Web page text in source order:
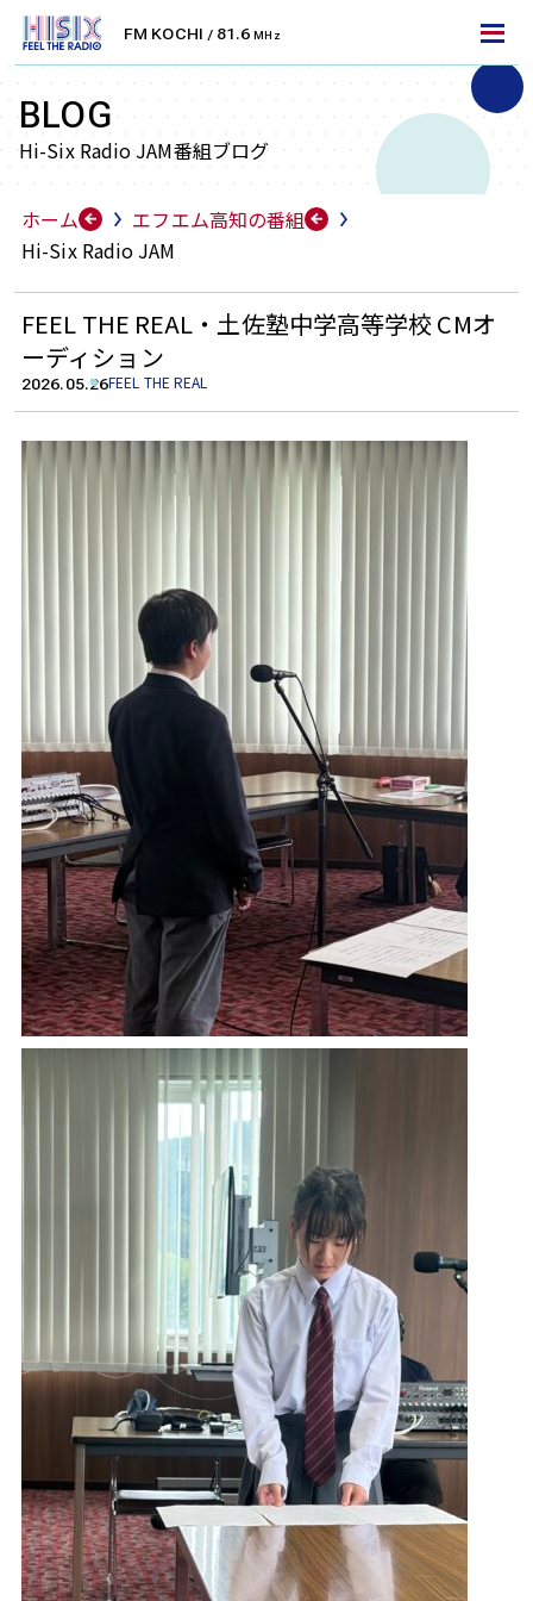
FM KOCHI / 81.6 MHz
BLOG
Hi-Six Radio JAM番組ブログ
ホーム
エフエム高知の番組
Hi-Six Radio JAM
FEEL THE REAL・土佐塾中学高等学校 CMオ
ーディション
2026.05.26FEEL THE REAL
LET'S TUNE IN!
エフエム高知を聴くには
FM周波数で聴く
FMラジオ
エフエム高知は、高知県を中心としたエリアにFM放
送をお届けしております。
ラジオ受信機・カーラジオなどで無料でお聴きいただ
けます。お住まいのエリアの周波数に合わせて、より
クリアに放送をお楽しみください。
高知 KOCHI
MHz
安芸 AKI
中村 NAKAMURA
78.5 MHz
radikoで聴く
スマホ PC
高知県内にいる方は無料で、高知県外にいる方は
radikoプレミアム（有料）へ入会いただくことでお楽
しみいただけます。
さらに、タイムフリー機能で過去一週間分の番組を聴
くこともできます。
radikoアプリダウンロードはこちら
今すぐ聴きたい方はこちら
radiko ブラウザ版
Podcastで聴く
タブレット
無料で聴ける音声コンテンツを配信しています。
末にダウンロードしておけばオフラインでも聴くこと
ができ、通信料を気にせずにお楽しみいただけます。
Podcastアプリダウンロードはこちら